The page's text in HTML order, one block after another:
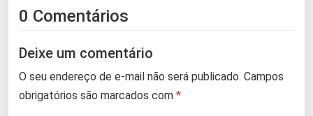
0 Comentários
Deixe um comentário
O seu endereço de e-mail não será publicado. Campos
obrigatórios são marcados com *